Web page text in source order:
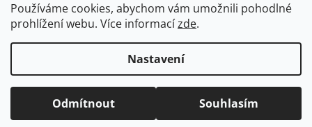
Používáme cookies, abychom vám umožnili pohodlné
prohlížení webu. Více informacízde.
Nastavení
Odmítnout Souhlasím
PŘIHLÁSIT SE
Copyright 2026visualway.cz
. Všechna práva vyhrazena.